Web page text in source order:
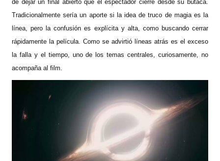
de dejar un final abierto que el espectador cierre desde su butaca.
Tradicionalmente sería un aporte si la idea de truco de magia es la
línea, pero la confusión es explícita y alta, como buscando cerrar
rápidamente la película. Como se advirtió líneas atrás es el exceso
la falla y el tiempo, uno de los temas centrales, curiosamente, no
acompaña al film.